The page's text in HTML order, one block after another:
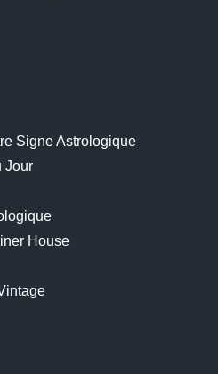
Signe Astrologique
Jour
House